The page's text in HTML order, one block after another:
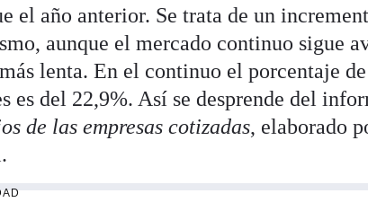
el año anterior. Se trata de un
aunque el mercado continuo sigue
lenta. En el continuo el porcentaje
es del 22,9%. Así se desprende del
de las empresas cotizadas, elaborado